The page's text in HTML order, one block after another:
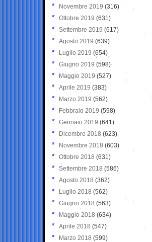
Novembre 2019 (316)
Ottobre 2019 (631)
Settembre 2019 (617)
Agosto 2019 (639)
Luglio 2019 (654)
Giugno 2019 (598)
Maggio 2019 (527)
Aprile 2019 (383)
Marzo 2019 (562)
Febbraio 2019 (598)
Gennaio 2019 (641)
Dicembre 2018 (623)
Novembre 2018 (603)
Ottobre 2018 (631)
Settembre 2018 (586)
Agosto 2018 (362)
Luglio 2018 (562)
Giugno 2018 (563)
Maggio 2018 (634)
Aprile 2018 (547)
Marzo 2018 (599)